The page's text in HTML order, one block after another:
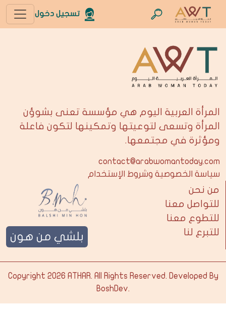
تسجيل دخول
المرأة العربية اليوم هي مؤسسة تعنى بشوؤن
المرأة وتسعى لتوعيتها وتمكينها لتكون فاعلة
ومؤثرة في مجتمعها.
contact@arabwomantoday.com
سياسة الخصوصية وشروط الإستخدام
من نحن
للتواصل معنا
للتطوع معنا
للتبرع لنا
بلشي من هون
Copyright 2026 ATHAR. All Rights Reserved. Developed By
BoshDev.